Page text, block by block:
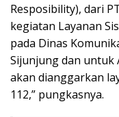
Resposibility), dari
kegiatan Layanan
pada Dinas
Sijunjung dan untuk
akan dianggarkan
112,” pungkasnya.